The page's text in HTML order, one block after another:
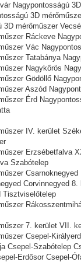
Nagypontosságú
3D
3D mérőműszer
Ráckeve
Vác
Tatabánya
Nagykőrös
Gödöllő
Aszód
Érd
IV. kerület
Erzsébetfalva
Szabótelep
Corvinnegyed
Tisztviselőtelep
7. kerület VII.
Csepel-
Csepel-Szabótelep
Erdősor Csepel-